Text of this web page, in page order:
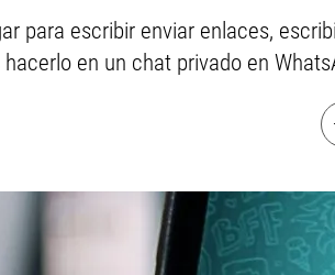
para escribir enviar enlaces,
hacerlo en un chat privado en